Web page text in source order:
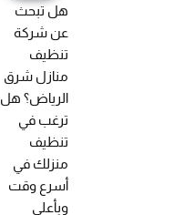
هل تبحث
عن شركة
تنظيف
منازل شرق
الرياض؟ هل
ترغب في
تنظيف
منزلك في
أسرع وقت
وبأعلى